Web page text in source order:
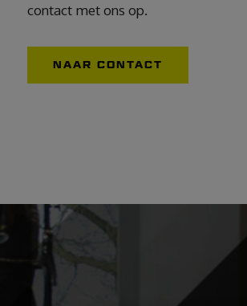
contact met ons op.
NAAR CONTACT